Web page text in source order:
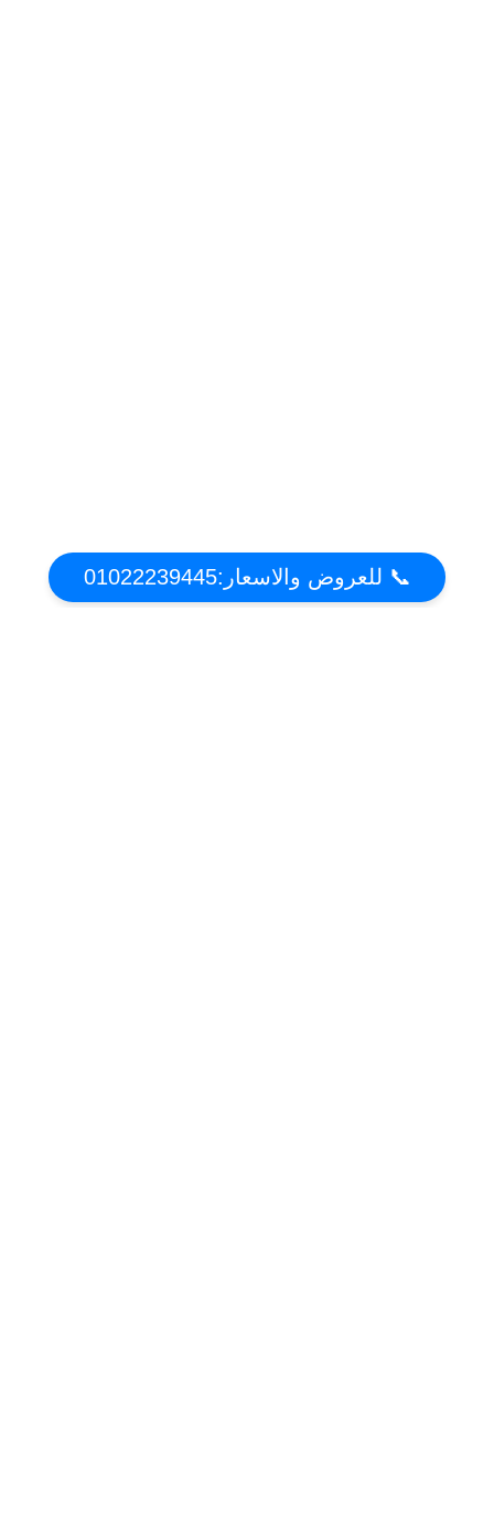
📞 للعروض والاسعار:01022239445